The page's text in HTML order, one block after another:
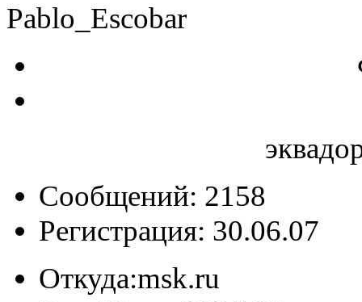
Pablo_Escobar
Сообщений: 2158
Регистрация: 30.06.07
Откуда:msk.ru